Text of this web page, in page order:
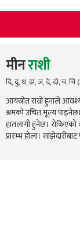
मीनराशी
दि, दु, थ, झ, ञ, दे, दो, च, चि
आयस्रोत राम्रो हुनाले
श्रमको उचित मूल्य पाइनेछ।
हातलागी हुनेछ।
प्रारम्भ होला।